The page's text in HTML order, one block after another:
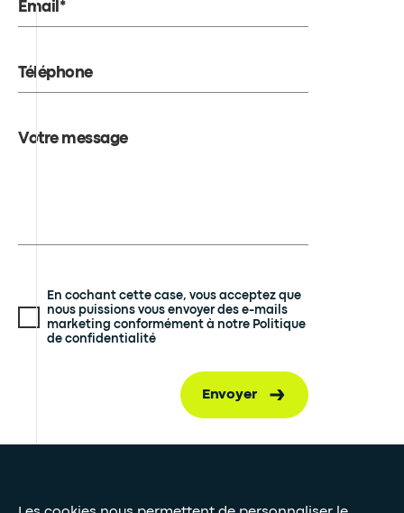
Email*
Téléphone
Votre message
En cochant cette case, vous acceptez que
nous puissions vous envoyer des e-mails
marketing conformément à notre Politique
de confidentialité
Envoyer